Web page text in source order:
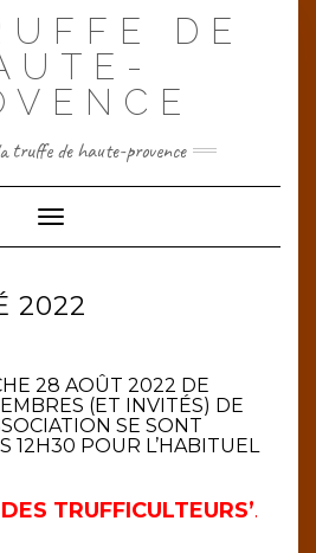
DE
truffe de haute-provence
Toggle Navigation
2022
28 AOÛT 2022 DE
(ET INVITÉS) DE
SE SONT
12H30 POUR L’HABITUEL
TRUFFICULTEURS’.